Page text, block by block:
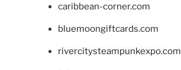
caribbean-corner.com
bluemoongiftcards.com
rivercitysteampunkexpo.com